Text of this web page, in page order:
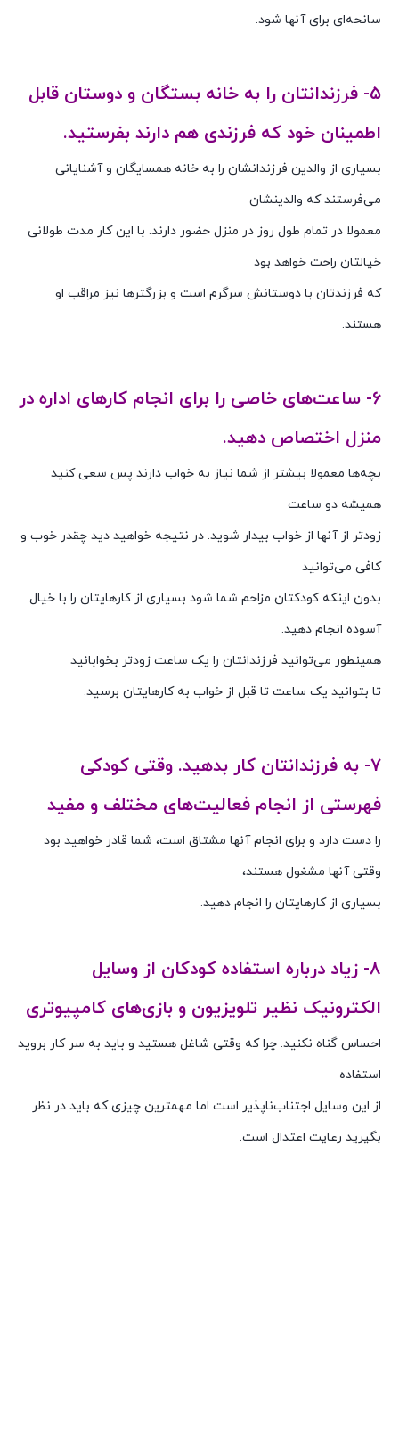
سانحه‌ای برای آنها شود.
۵- فرزندانتان را به خانه بستگان و دوستان قابل
اطمینان خود که فرزندی هم دارند بفرستید.
بسیاری از والدین فرزندانشان را به خانه همسایگان و آشنایانی
می‌فرستند که والدینشان
معمولا در تمام طول روز در منزل حضور دارند. با این کار مدت طولانی
خیالتان راحت خواهد بود
که فرزندتان با دوستانش سرگرم است و بزرگتر‌ها نیز مراقب او
هستند.
۶- ساعت‌های خاصی را برای انجام کارهای اداره در
منزل اختصاص دهید.
بچه‌ها معمولا بیشتر از شما نیاز به خواب دارند پس سعی کنید
همیشه دو ساعت
زودتر از آنها از خواب بیدار شوید. در نتیجه خواهید دید چقدر خوب و
کافی می‌توانید
بدون اینکه کودکتان مزاحم شما شود بسیاری از کارهایتان را با خیال
آسوده انجام دهید.
همینطور می‌توانید فرزندانتان را یک ساعت زودتر بخوابانید
تا بتوانید یک ساعت تا قبل از خواب به کارهایتان برسید.
۷- به فرزندانتان کار بدهید. وقتی کودکی
فهرستی از انجام فعالیت‌های مختلف و مفید
را دست دارد و برای انجام آنها مشتاق است، شما قادر خواهید بود
وقتی آنها مشغول هستند،
بسیاری از کارهایتان را انجام دهید.
۸- زیاد درباره استفاده کودکان از وسایل
الکترونیک نظیر تلویزیون و بازی‌های کامپیوتری
احساس گناه نکنید. چرا که وقتی شاغل هستید و باید به سر کار بروید
استفاده
از این وسایل اجتناب‌ناپذیر است اما مهمترین چیزی که باید در نظر
بگیرید رعایت اعتدال است.